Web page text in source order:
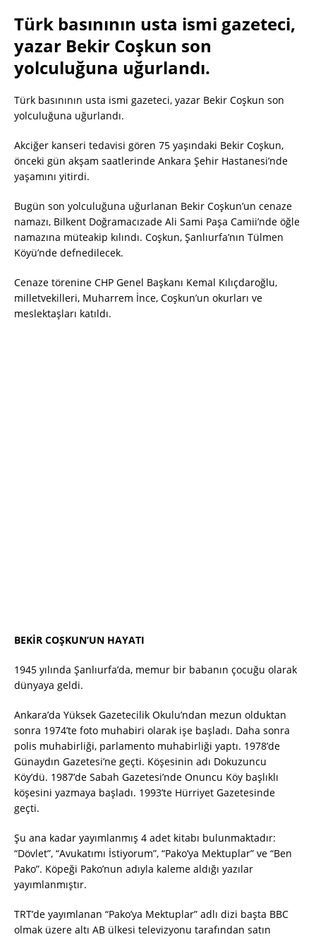
Türk basınının usta ismi gazeteci,
yazar Bekir Coşkun son
yolculuğuna uğurlandı.
Türk basınının usta ismi gazeteci, yazar Bekir Coşkun son
yolculuğuna uğurlandı.
Akciğer kanseri tedavisi gören 75 yaşındaki Bekir Coşkun,
önceki gün akşam saatlerinde Ankara Şehir Hastanesi’nde
yaşamını yitirdi.
Bugün son yolculuğuna uğurlanan Bekir Coşkun’un cenaze
namazı, Bilkent Doğramacızade Ali Sami Paşa Camii’nde öğle
namazına müteakip kılındı. Coşkun, Şanlıurfa’nın Tülmen
Köyü’nde defnedilecek.
Cenaze törenine CHP Genel Başkanı Kemal Kılıçdaroğlu,
milletvekilleri, Muharrem İnce, Coşkun’un okurları ve
meslektaşları katıldı.
BEKİR COŞKUN’UN HAYATI
1945 yılında Şanlıurfa’da, memur bir babanın çocuğu olarak
dünyaya geldi.
Ankara’da Yüksek Gazetecilik Okulu’ndan mezun olduktan
sonra 1974’te foto muhabiri olarak işe başladı. Daha sonra
polis muhabirliği, parlamento muhabirliği yaptı. 1978’de
Günaydın Gazetesi’ne geçti. Köşesinin adı Dokuzuncu
Köy’dü. 1987’de Sabah Gazetesi’nde Onuncu Köy başlıklı
köşesini yazmaya başladı. 1993’te Hürriyet Gazetesinde
geçti.
Şu ana kadar yayımlanmış 4 adet kitabı bulunmaktadır:
“Dövlet”, “Avukatımı İstiyorum”, “Pako’ya Mektuplar” ve “Ben
Pako”. Köpeği Pako’nun adıyla kaleme aldığı yazılar
yayımlanmıştır.
TRT’de yayımlanan “Pako’ya Mektuplar” adlı dizi başta BBC
olmak üzere altı AB ülkesi televizyonu tarafından satın